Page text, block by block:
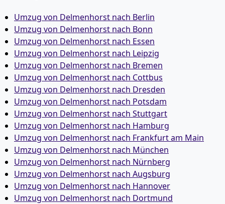
Umzug von Delmenhorst nach Berlin
Umzug von Delmenhorst nach Bonn
Umzug von Delmenhorst nach Essen
Umzug von Delmenhorst nach Leipzig
Umzug von Delmenhorst nach Bremen
Umzug von Delmenhorst nach Cottbus
Umzug von Delmenhorst nach Dresden
Umzug von Delmenhorst nach Potsdam
Umzug von Delmenhorst nach Stuttgart
Umzug von Delmenhorst nach Hamburg
Umzug von Delmenhorst nach Frankfurt am Main
Umzug von Delmenhorst nach München
Umzug von Delmenhorst nach Nürnberg
Umzug von Delmenhorst nach Augsburg
Umzug von Delmenhorst nach Hannover
Umzug von Delmenhorst nach Dortmund